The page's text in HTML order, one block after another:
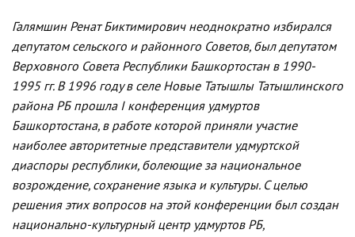
Галямшин Ренат Биктимирович неоднократно избирался
депутатом сельского и районного Советов, был депутатом
Верховного Совета Республики Башкортостан в 1990-
1995 гг. В 1996 году в селе Новые Татышлы Татышлинского
района РБ прошла I конференция удмуртов
Башкортостана, в работе которой приняли участие
наиболее авторитетные представители удмуртской
диаспоры республики, болеющие за национальное
возрождение, сохранение языка и культуры. С целью
решения этих вопросов на этой конференции был создан
национально-культурный центр удмуртов РБ,